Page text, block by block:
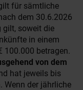
für sämtliche
dem 30.6.2026
gilt, soweit die
in einem
100.000 betragen.
von dem
hat jeweils bis
Wenn der jährliche